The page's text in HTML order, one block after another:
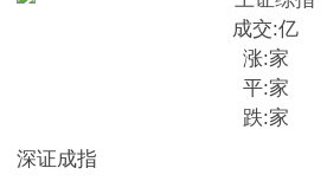
成交:亿
涨:家
平:家
跌:家
深证成指